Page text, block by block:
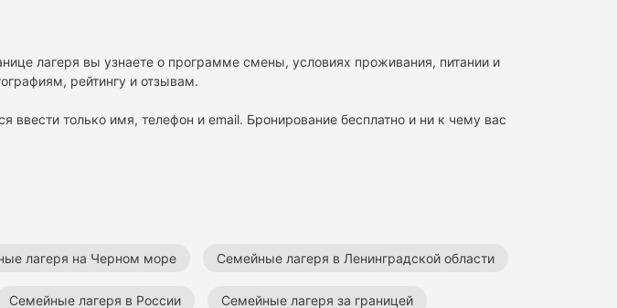
лагеря вы узнаете о программе смены, условиях проживания, питании и
рейтингу и отзывам.
ввести только имя, телефон и email. Бронирование бесплатно и ни к чему вас
лагеря на Черном море Семейные лагеря в Ленинградской области
Семейные лагеря в России Семейные лагеря за границей